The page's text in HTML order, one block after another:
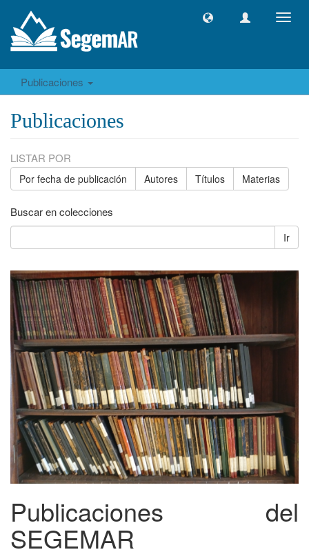
Publicaciones
Publicaciones
LISTAR POR
Por fecha de publicación Autores Títulos Materias
Buscar en colecciones
Ir
Publicaciones del
SEGEMAR